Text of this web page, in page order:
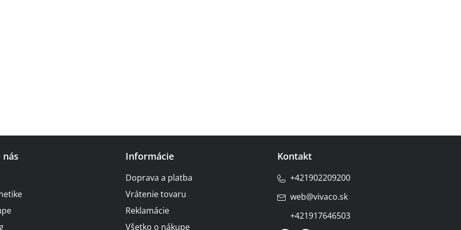
nás Informácie
Doprava a platba
Vrátenie tovaru
Reklamácie
Všetko o nákupe
Kontakt
web@vivaco.sk
+421902209200
+421917646503